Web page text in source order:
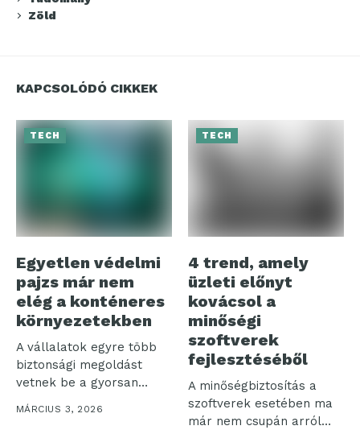
Zöld
KAPCSOLÓDÓ CIKKEK
TECH
Egyetlen védelmi
pajzs már nem
elég a konténeres
környezetekben
A vállalatok egyre több
biztonsági megoldást
vetnek be a gyorsan
változó
kiberfenyegetések...
MÁRCIUS 3, 2026
TECH
4 trend, amely
üzleti előnyt
kovácsol a
minőségi
szoftverek
fejlesztéséből
A minőségbiztosítás a
szoftverek esetében ma
már nem csupán arról